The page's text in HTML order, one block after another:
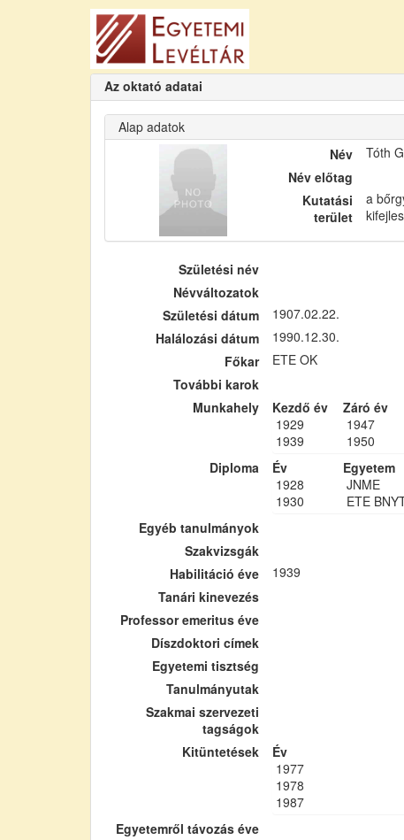
Az oktató adatai
Alap adatok
Név
Tóth
Név előtag
Kutatási
terület
a
Születési név
Névváltozatok
Születési dátum
1907.02.22.
Halálozási dátum
1990.12.30.
Főkar
ETE OK
További karok
Munkahely
Kezdő év Záró év
1929
1947
1939
1950
Diploma
Év Egyetem
1928
JNME
1930
ETE
Egyéb tanulmányok
Szakvizsgák
Habilitáció éve
1939
Tanári kinevezés
Professor emeritus éve
Díszdoktori címek
Egyetemi tisztség
Tanulmányutak
Szakmai szervezeti
tagságok
Kitüntetések
Év
1977
1978
1987
Egyetemről távozás éve